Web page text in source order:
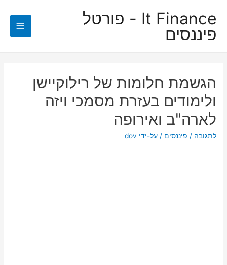
It Finance - פורטל
פיננסים
הגשמת חלומות של רילוקיישן
ולימודים בעזרת מסמכי ויזה
לארה"ב ואירופה
לתגובה / פיננסים / על-ידי dov